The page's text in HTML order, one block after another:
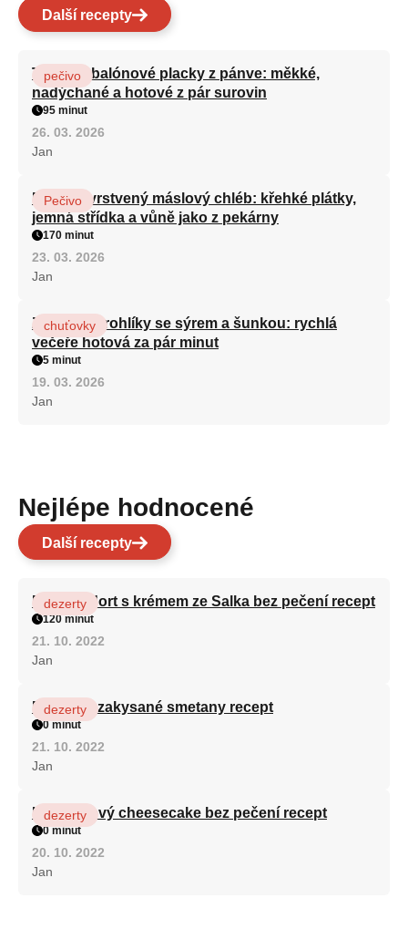
Další recepty
Turecké balónové placky z pánve: měkké,
nadýchané a hotové z pár surovin
pečivo
95 minut
26. 03. 2026
Jan
Domácí vrstvený máslový chléb: křehké plátky,
jemná střídka a vůně jako z pekárny
Pečivo
170 minut
23. 03. 2026
Jan
Zapečené rohlíky se sýrem a šunkou: rychlá
večeře hotová za pár minut
chuťovky
5 minut
19. 03. 2026
Jan
Nejlépe hodnocené
Další recepty
Patrový dort s krémem ze Salka bez pečení recept
dezerty
120 minut
21. 10. 2022
Jan
Fánky ze zakysané smetany recept
dezerty
0 minut
21. 10. 2022
Jan
Karamelový cheesecake bez pečení recept
dezerty
0 minut
20. 10. 2022
Jan